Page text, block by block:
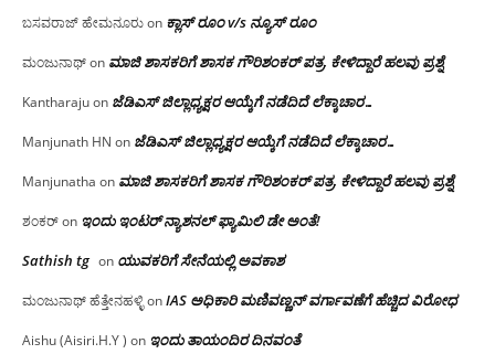
ಬಸವರಾಜ್ ಹೇಮನೂರುon ಕ್ಲಾಸ್ ರೂಂ v/s ನ್ಯೂಸ್ ರೂಂ
ಮಂಜುನಾಥ್on ಮಾಜಿ ಶಾಸಕರಿಗೆ ಶಾಸಕ ಗೌರಿಶಂಕರ್ ಪತ್ರ, ಕೇಳಿದ್ದಾರೆ ಹಲವು ಪ್ರಶ್ನೆ
Kantharajuon ಜೆಡಿಎಸ್ ಜಿಲ್ಲಾಧ್ಯಕ್ಷರ ಆಯ್ಕೆಗೆ ನಡೆದಿದೆ ಲೆಕ್ಕಾಚಾರ…
Manjunath HN on ಜೆಡಿಎಸ್ ಜಿಲ್ಲಾಧ್ಯಕ್ಷರ ಆಯ್ಕೆಗೆ ನಡೆದಿದೆ ಲೆಕ್ಕಾಚಾರ…
Manjunatha on ಮಾಜಿ ಶಾಸಕರಿಗೆ ಶಾಸಕ ಗೌರಿಶಂಕರ್ ಪತ್ರ, ಕೇಳಿದ್ದಾರೆ ಹಲವು ಪ್ರಶ್ನೆ
ಶಂಕರ್on ಇಂದು ಇಂಟರ್ ನ್ಯಾಶನಲ್ ಫ್ಯಾಮಿಲಿ ಡೇ ಅಂತೆ!
Sathish tg on ಯುವಕರಿಗೆ ಸೇನೆಯಲ್ಲಿ ಅವಕಾಶ
ಮಂಜುನಾಥ್ ಹೆತ್ತೇನಹಳ್ಳಿonIAS ಅಧಿಕಾರಿ ಮಣಿವಣ್ಣನ್ ವರ್ಗಾವಣೆಗೆ ಹೆಚ್ಚಿದ‌ ವಿರೋಧ
Aishu (Aisiri.H.Y ) on ಇಂದು ತಾಯಂದಿರ ದಿನವಂತೆ